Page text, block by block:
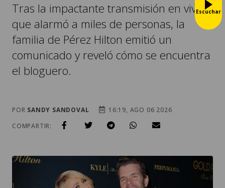
Tras la impactante transmisión en vivo
que alarmó a miles de personas, la
familia de Pérez Hilton emitió un
comunicado y reveló cómo se encuentra
el bloguero.
POR SANDY SANDOVAL
16:19, AGO 06 2026
COMPARTIR:
Escuchar